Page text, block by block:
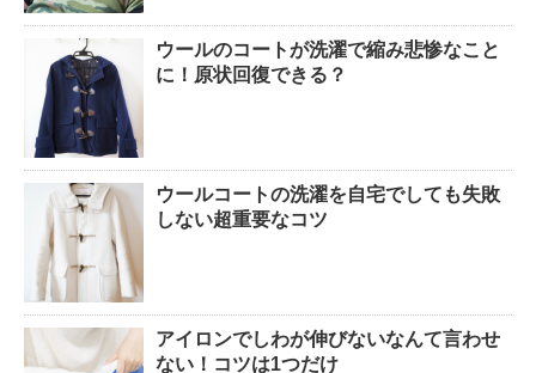
ウールのコートが洗濯で縮み悲惨なこと
に！原状回復できる？
ウールコートの洗濯を自宅でしても失敗
しない超重要なコツ
アイロンでしわが伸びないなんて言わせ
ない！コツは1つだけ